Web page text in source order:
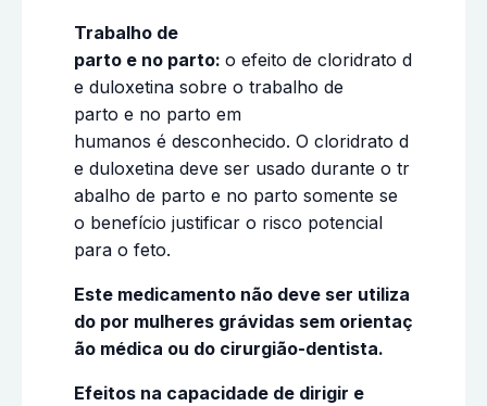
Trabalho de
parto e no parto: o efeito de cloridrato d
e duloxetina sobre o trabalho de
parto e no parto em
humanos é desconhecido. O cloridrato d
e duloxetina deve ser usado durante o tr
abalho de parto e no parto somente se
o benefício justificar o risco potencial
para o feto.
Este medicamento não deve ser utiliza
do por mulheres grávidas sem orientaç
ão médica ou do cirurgião-dentista.
Efeitos na capacidade de dirigir e